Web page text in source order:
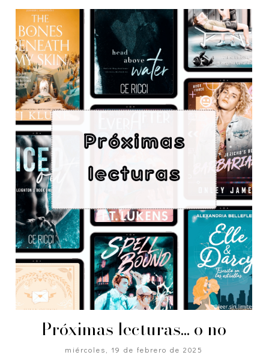
Próximas lecturas... o no
miércoles, 19 de febrero de 2025